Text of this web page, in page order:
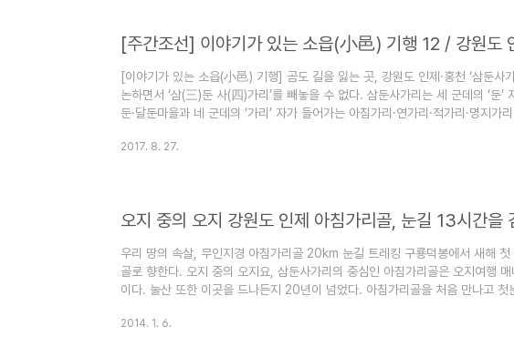
[이야기가 있는 소읍(小邑) 기행] 곰도 길을 잃는 곳, 강원도 인제·홍천 ‘삼둔사
논하면서 ‘삼(三)둔 사(四)가리’를 빼놓을 수 없다. 삼둔사가리는 세 군데의 ‘둔’
둔·달둔마을과 네 군데의 ‘가리’ 자가 들어가는 아침가리·연가리·적가리·명지가
다고 전해질 만큼 가장 외지고, 험하고, 열악한 땅이었다. 공교롭게도 이들은 모
2017. 8. 27.
오지 중의 오지 강원도 인제 아침가리골, 눈길 13시간을
우리 땅의 속살, 무인지경 아침가리골 20km 눈길 트레킹 구룡덕봉에서 새해 첫
골로 향한다. 오지 중의 오지요, 삼둔사가리의 중심인 아침가리골은 오지여행
이다. 눌산 또한 이곳을 드나든지 20년이 넘었다. 아침가리골을 처음 만나고 첫
않는 청정옥수가 흘러 넘친다. 안타까운 것은 이곳을 찾는 이들의 수준이 변했다
2014. 1. 6.